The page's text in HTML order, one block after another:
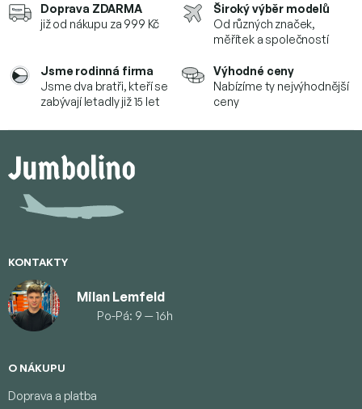
Doprava ZDARMA
již od nákupu za 999 Kč
Široký výběr modelů
Od různých značek,
měřítek a společností
Jsme rodinná firma
Jsme dva bratři, kteří se
zabývají letadly již 15 let
Výhodné ceny
Nabízíme ty nejvýhodnější
ceny
p
KONTAKTY
Milan Lemfeld
Po-Pá: 9 — 16h
O NÁKUPU
Doprava a platba